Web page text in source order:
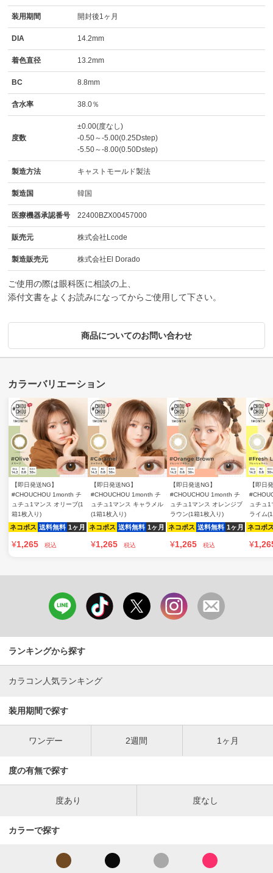
装用期間 開封後1ヶ月
DIA 14.2mm
着色直径 13.2mm
BC 8.8mm
含水率 38.0％
度数
±0.00(度なし)
-0.50～-5.00(0.25Dstep)
-5.50～-8.00(0.50Dstep)
製造方法 キャストモールド製法
製造国 韓国
医療機器承認番号 22400BZX00457000
販売元 株式会社Lcode
製造販売元 株式会社El Dorado
ご使用の際は眼科医に相談の上、
添付文書をよくお読みになってからご使用して下さい。
商品についてのお問い合わせ
【即日発送NG】
#CHOUCHOU 1month チ
ュチュ1マンス オリーブ(1
箱1枚入り)
ネコポス 送料無料 1ヶ月
¥1,265 税込
【即日発送NG】
#CHOUCHOU 1month チ
ュチュ1マンス キャラメル
(1箱1枚入り)
ネコポス 送料無料 1ヶ月
¥1,265 税込
【即日発送NG】
#CHOUCHOU 1month チ
ュチュ1マンス オレンジブ
ラウン(1箱1枚入り)
ネコポス 送料無料 1ヶ月
¥1,265 税込
【即日
ュチュ
ライム
ネコポ
¥
ランキングから探す
カラコン人気ランキング
装用期間で探す
ワンデー 2週間 1ヶ月
度の有無で探す
度あり 度なし
カラーで探す